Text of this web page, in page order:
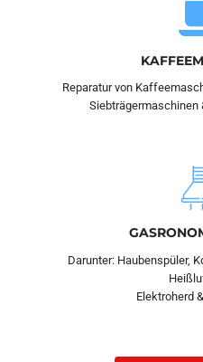
Reparatur von
Siebträgermaschinen
Darunter: Haubenspüler,
Elektroherd